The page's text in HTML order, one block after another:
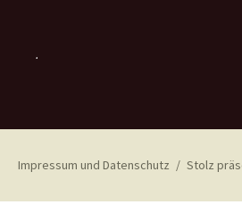
.
Impressum und Datenschutz Stolz